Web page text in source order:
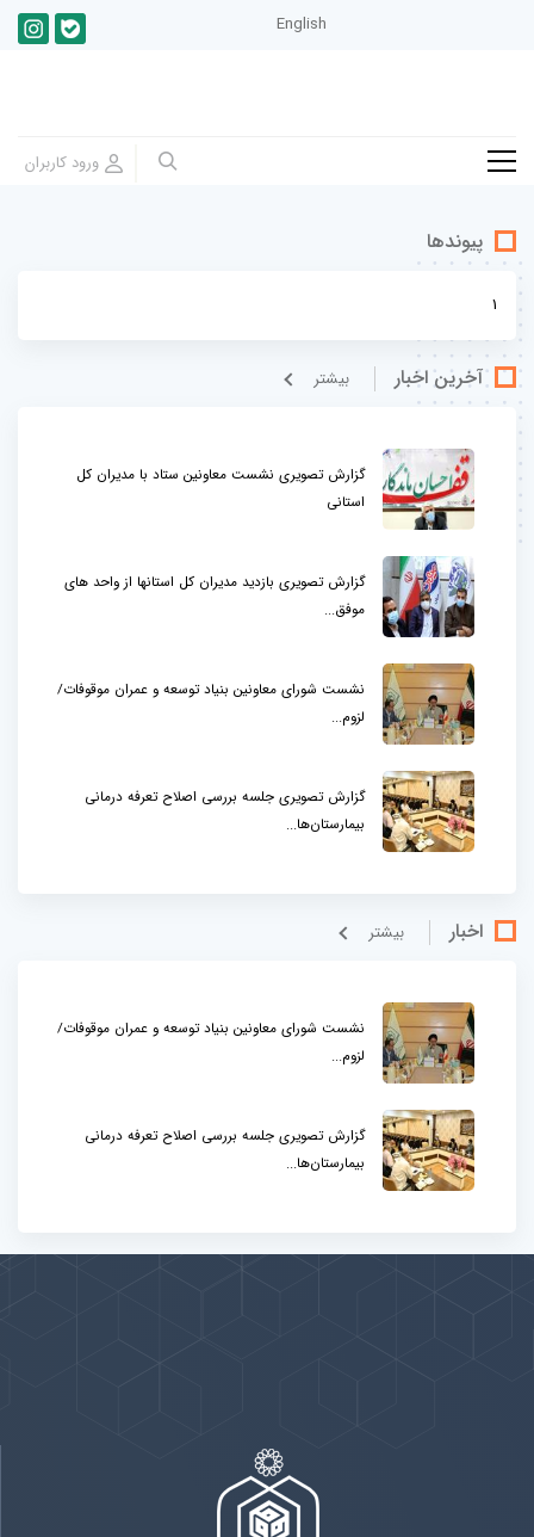
English
پیوندها
1
آخرین اخبار بيشتر
گزارش تصویری نشست معاونین ستاد با مدیران کل
استانی
گزارش تصویری بازدید مدیران کل استانها از واحد های
موفق...
نشست شورای معاونین بنیاد توسعه و عمران موقوفات/
لزوم...
گزارش تصویری جلسه بررسی اصلاح تعرفه درمانی
بیمارستان‌ها...
اخبار بيشتر
نشست شورای معاونین بنیاد توسعه و عمران موقوفات/
لزوم...
گزارش تصویری جلسه بررسی اصلاح تعرفه درمانی
بیمارستان‌ها...